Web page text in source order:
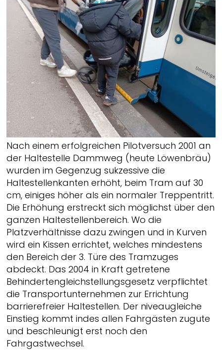
Nach einem erfolgreichen Pilotversuch 2001 an
der Haltestelle Dammweg (heute Löwenbräu)
wurden im Gegenzug sukzessive die
Haltestellenkanten erhöht, beim Tram auf 30
cm, einiges höher als ein normaler Treppentritt.
Die Erhöhung erstreckt sich möglichst über den
ganzen Haltestellenbereich. Wo die
Platzverhältnisse dazu zwingen und in Kurven
wird ein Kissen errichtet, welches mindestens
den Bereich der 3. Türe des Tramzuges
abdeckt. Das 2004 in Kraft getretene
Behindertengleichstellungsgesetz verpflichtet
die Transportunternehmen zur Errichtung
barrierefreier Haltestellen. Der niveaugleiche
Einstieg kommt indes allen Fahrgästen zugute
und beschleunigt erst noch den
Fahrgastwechsel.